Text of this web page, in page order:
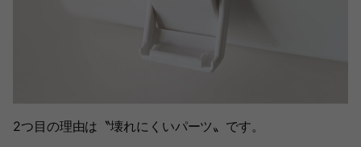
2つ目の理由は〝壊れにくいパーツ〟です。